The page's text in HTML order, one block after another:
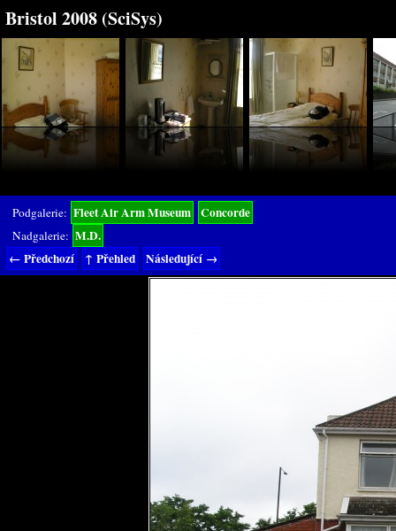
Bristol 2008 (SciSys)
Podgalerie: Fleet Air Arm Museum Concorde
Nadgalerie: M.D.
← Předchozí
↑ Přehled Následující →